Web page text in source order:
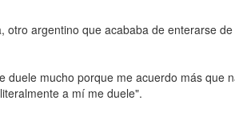
otro argentino que acababa de enterarse
duele mucho porque me acuerdo más que
a mí me duele".